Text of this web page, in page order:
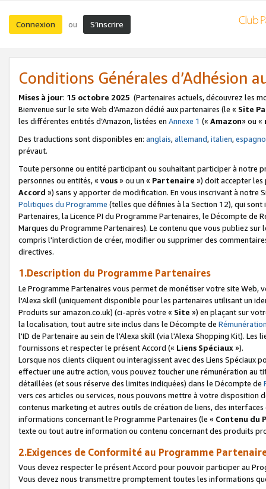
Connexion ou S’inscrire
Conditions Générales d’Adhésion
Mises à jour: 15 octobre 2025 (Partenaires actuels, découvrez les
Bienvenue sur le site Web d’Amazon dédié aux partenaires (le « Site
les différentes entités d’Amazon, listées en Annexe 1 (« Amazon» ou «
Des traductions sont disponibles en: anglais,allemand,italien,
prévaut.
Toute personne ou entité participant ou souhaitant participer à notre
personnes ou entités, « vous» ou un « Partenaire ») doit accepter les
Accord ») sans y apporter de modification. En vous inscrivant à notre
Politiques du Programme (telles que définies à la Section 12), qui
Partenaires, la Licence PI du Programme Partenaires, le Décompte de
Marques du Programme Partenaires). Le contenu que vous publiez
compris l'interdiction de créer, modifier ou supprimer des
directives.
1.Description du Programme Partenaires
Le Programme Partenaires vous permet de monétiser votre site Web,
l'Alexa skill (uniquement disponible pour les partenaires utilisant un
Produits sur amazon.co.uk) (ci-après votre « Site ») en plaçant sur
la localisation, tout autre site inclus dans le Décompte de
l'ID de Partenaire au sein de l'Alexa skill (via l'Alexa Shopping Kit).
fournissons et respecter le présent Accord (« Liens Spéciaux»).
Lorsque nos clients cliquent ou interagissent avec des Liens Spéciaux
effectuer une autre action, vous pouvez toucher une rémunération
détaillées (et sous réserve des limites indiquées) dans le Décompte de
vers ces articles ou services, nous pouvons mettre à votre disposition
contenus marketing et autres outils de création de liens, des
informations concernant le Programme Partenaires (le « Contenu du
texte ou tout autre information ou contenu concernant des produits
2.Exigences de Conformité au Programme
Vous devez respecter le présent Accord pour pouvoir participer au
Vous devez nous transmettre promptement toutes les informations